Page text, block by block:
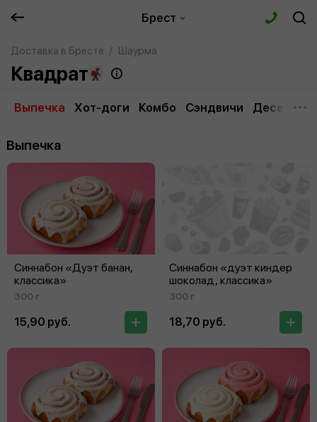
Брест
Доставка в Бресте Шаурма
Квадрат
Выпечка Хот-доги Комбо Сэндвичи Десерты
Выпечка
Синнабон «Дуэт банан,
классика»
300 г
15,90 руб.
Синнабон «дуэт киндер
шоколад, классика»
300 г
18,70 руб.